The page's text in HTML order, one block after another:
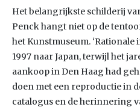
Het belangrijkste schilderij
Penck hangt niet op de
het Kunstmuseum.
1997 naar Japan, terwijl het
aankoop in Den Haag had
doen met een reproductie in
catalogus en de herinnering